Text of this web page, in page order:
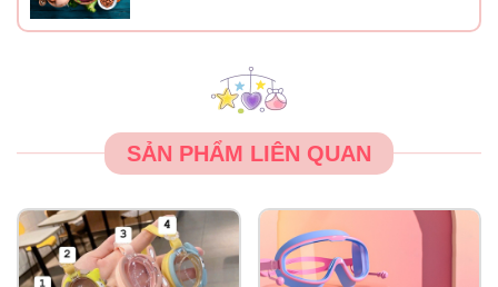
SẢN PHẨM LIÊN QUAN